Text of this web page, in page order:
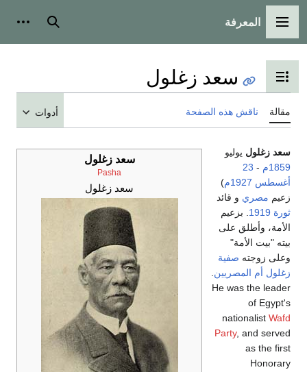
القائمة الرئيسية
المعرفة بحث
تبديل عرض جدول المحتويات
سعد زغلول
مقالة ناقش هذه الصفحة أدوات
سعد زغلول
Pasha
سعد زغلول
سعد زغلول يوليو
1859م
-
23
أغسطس 1927م
)
زعيم مصري و قائد
ثورة 1919
. بزعيم
الأمة، وأطلق على
بيته "بيت الأمة"
وعلى زوجته صفية
زغلول أم المصريين
He was the leader
of Egypt's
nationalist Wafd
Party, and served
as the first
Honorary